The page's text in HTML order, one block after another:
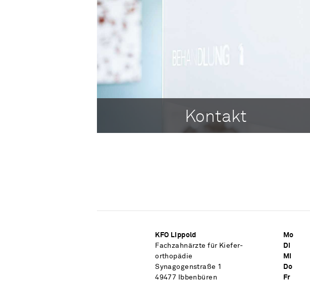
Kontakt
KFO Lippold
Fach­zahn­ärzte für Kiefer­
orthopädie
Synagogenstraße 1
49477 Ibben­büren
Mo
Di
Mi
Do
Fr